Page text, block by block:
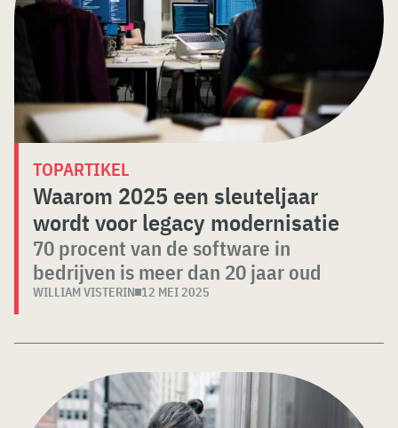
TOPARTIKEL
Waarom 2025 een sleuteljaar
wordt voor legacy modernisatie
70 procent van de software in
bedrijven is meer dan 20 jaar oud
WILLIAM VISTERIN 12 MEI 2025